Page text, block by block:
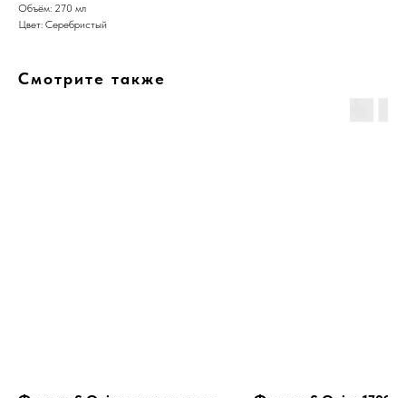
Объём: 270 мл
Цвет: Серебристый
Смотрите также